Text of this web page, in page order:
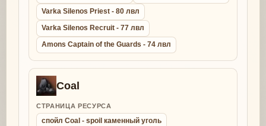
Varka Silenos Priest - 80 лвл
Varka Silenos Recruit - 77 лвл
Amons Captain of the Guards - 74 лвл
Coal
СТРАНИЦА РЕСУРСА
спойл Coal - spoil каменный уголь